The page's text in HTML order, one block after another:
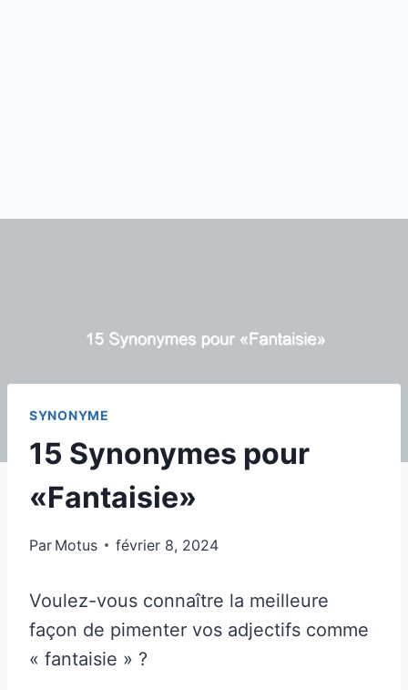
SYNONYME
15 Synonymes pour
«Fantaisie»
Par Motus février 8, 2024
Voulez-vous connaître la meilleure
façon de pimenter vos adjectifs comme
« fantaisie » ?